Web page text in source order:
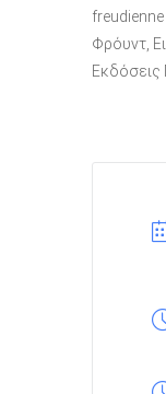
Φρόυντ,
Εκδόσεις